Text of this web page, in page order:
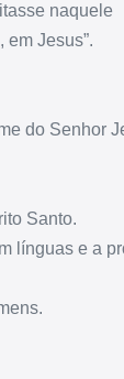
naquele
Jesus”.
do Senhor
Santo.
línguas e a